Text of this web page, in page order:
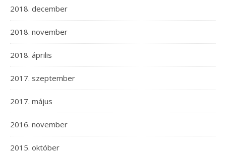
2018. december
2018. november
2018. április
2017. szeptember
2017. május
2016. november
2015. október